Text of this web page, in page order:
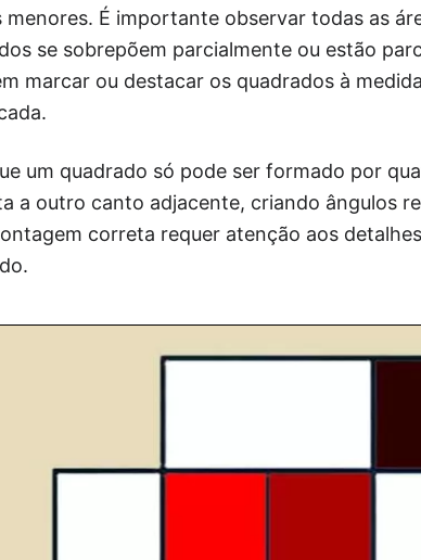
menores. É importante observar todas as
se sobrepõem parcialmente ou estão
marcar ou destacar os quadrados à
um quadrado só pode ser formado por
a outro canto adjacente, criando ângulos
correta requer atenção aos